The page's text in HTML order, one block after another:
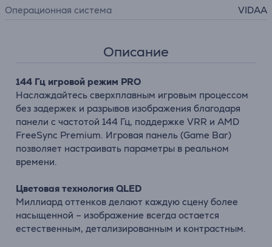
Операционная система VIDAA
Описание
144 Гц игровой режим PRO
Наслаждайтесь сверхплавным игровым процессом
без задержек и разрывов изображения благодаря
панели с частотой 144 Гц, поддержке VRR и AMD
FreeSync Premium. Игровая панель (Game Bar)
позволяет настраивать параметры в реальном
времени.
Цветовая технология QLED
Миллиард оттенков делают каждую сцену более
насыщенной – изображение всегда остается
естественным, детализированным и контрастным.